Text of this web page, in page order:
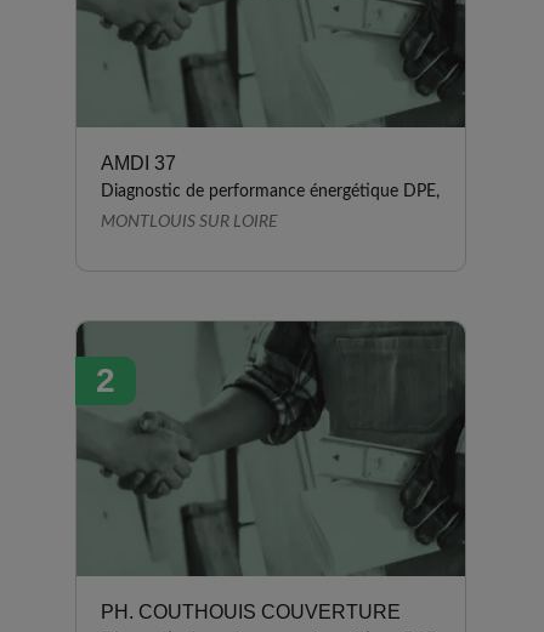
AMDI 37
Diagnostic de performance énergétique DPE,
MONTLOUIS SUR LOIRE
2
PH. COUTHOUIS COUVERTURE